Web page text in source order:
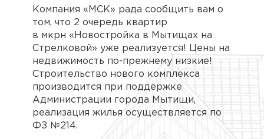
Компания «МСК» рада сообщить вам о
том, что 2 очередь квартир
в мкрн «Новостройка в Мытищах на
Стрелковой» уже реализуется! Цены на
недвижимость по-прежнему низкие!
Строительство нового комплекса
производится при поддержке
Администрации города Мытищи,
реализация жилья осуществляется по
ФЗ №214.